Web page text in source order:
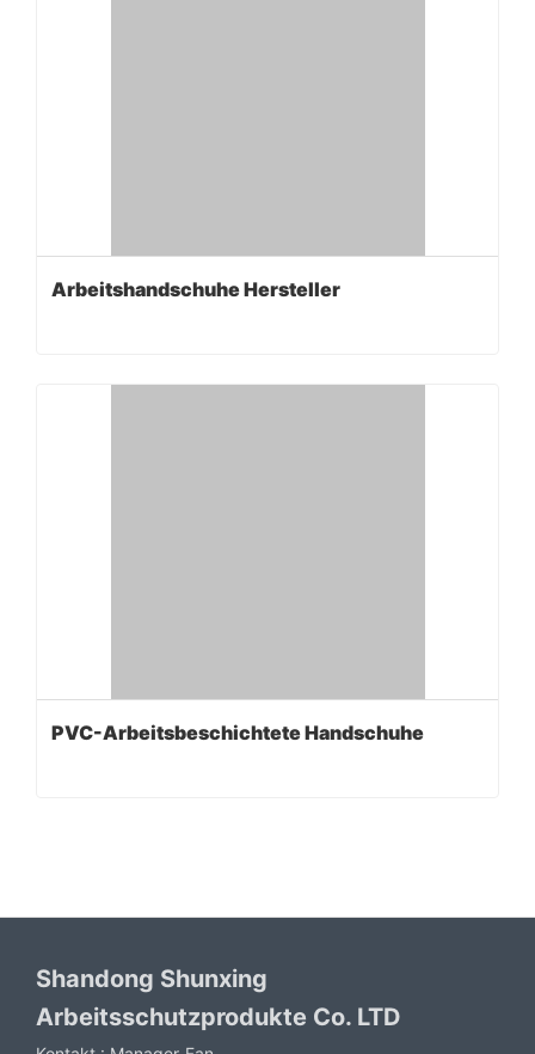
Arbeitshandschuhe Hersteller
PVC-Arbeitsbeschichtete Handschuhe
Shandong Shunxing
Arbeitsschutzprodukte Co. LTD